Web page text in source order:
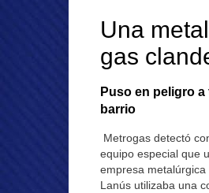
Una
gas
Puso en peligro a
barrio
Metrogas detectó
equipo especial que
empresa metalúrgica
Lanús utilizaba una